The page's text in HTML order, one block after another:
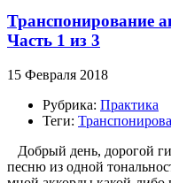
Транспонирование
Часть 1 из 3
15 Февраля 2018
Рубрика: Практика
Теги:
Добрый день, дорогой
песню из одной